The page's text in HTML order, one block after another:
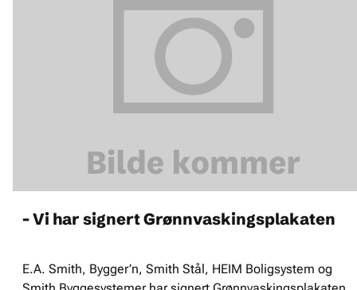
- Vi har signert Grønnvaskingsplakaten
E.A. Smith, Bygger’n, Smith Stål, HEIM Boligsystem og